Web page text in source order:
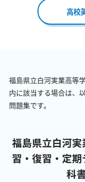
高校
福島県立白河実業高等
内に該当する場合は、
問題集です。
福島県立白河
習・復習・定期
科